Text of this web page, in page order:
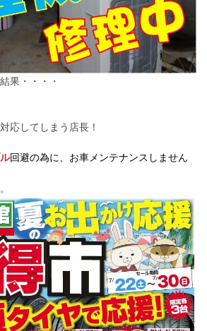
果・・・・
応してしまう店長！
回避の為に、お車メンテナンスしません
。